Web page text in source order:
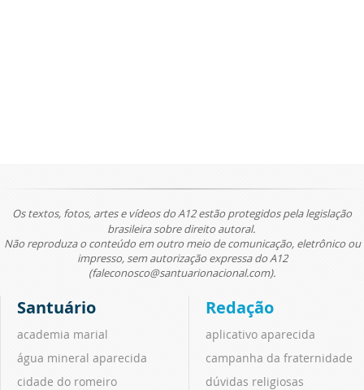
Os textos, fotos, artes e vídeos do A12 estão protegidos pela legislação
brasileira sobre direito autoral.
Não reproduza o conteúdo em outro meio de comunicação, eletrônico ou
impresso, sem autorização expressa do A12
(faleconosco@santuarionacional.com).
Santuário
academia marial
água mineral aparecida
cidade do romeiro
Redação
aplicativo aparecida
campanha da fraternidade
dúvidas religiosas